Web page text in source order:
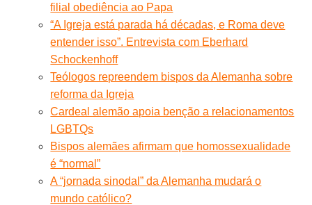
filial obediência ao Papa
“A Igreja está parada há décadas, e Roma deve
entender isso”. Entrevista com Eberhard
Schockenhoff
Teólogos repreendem bispos da Alemanha sobre
reforma da Igreja
Cardeal alemão apoia benção a relacionamentos
LGBTQs
Bispos alemães afirmam que homossexualidade
é “normal”
A “jornada sinodal” da Alemanha mudará o
mundo católico?